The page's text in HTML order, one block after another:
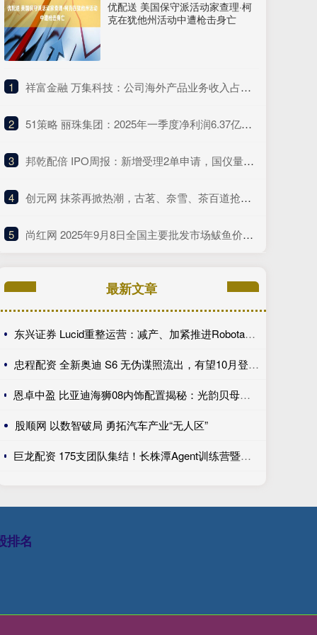
优配送 美国保守派活动家查理·柯
克在犹他州活动中遭枪击身亡
1 ​祥富金融 万集科技：公司海外产品业务收入占总营收的比例较低
2 ​51策略 丽珠集团：2025年一季度净利润6.37亿元 同比增长4.75%
3 ​邦乾配倍 IPO周报：新增受理2单申请，国仪量子年度研发投入占比下滑
4 ​创元网 抹茶再掀热潮，古茗、奈雪、茶百道抢着推这种“浓”新品
5 ​尚红网 2025年9月8日全国主要批发市场鲅鱼价格行情
最新文章
东兴证券 Lucid重整运营：减产、加紧推进Robotaxi、性价比车型继续跳票
忠程配资 全新奥迪 S6 无伪谍照流出，有望10月登陆巴黎车展完成首秀!
恩卓中盈 比亚迪海狮08内饰配置揭秘：光韵贝母饰条搭配25扬帝瓦雷音响登场
股顺网 以数智破局 勇拓汽车产业“无人区”
巨龙配资 175支团队集结！长株潭Agent训练营暨创新开发大赛第一期训练营开讲
排名